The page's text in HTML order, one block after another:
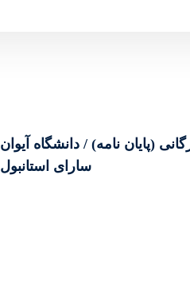
(پایان نامه) / دانشگاه آیوان
سارای استانبول